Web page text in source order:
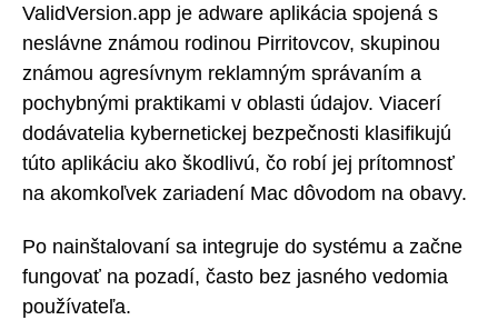
ValidVersion.app je adware aplikácia spojená s
neslávne známou rodinou Pirritovcov, skupinou
známou agresívnym reklamným správaním a
pochybnými praktikami v oblasti údajov. Viacerí
dodávatelia kybernetickej bezpečnosti klasifikujú
túto aplikáciu ako škodlivú, čo robí jej prítomnosť
na akomkoľvek zariadení Mac dôvodom na obavy.
Po nainštalovaní sa integruje do systému a začne
fungovať na pozadí, často bez jasného vedomia
používateľa.